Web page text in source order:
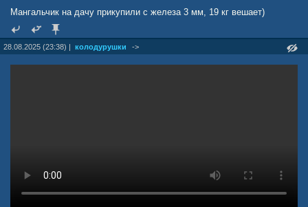
Мангальчик на дачу прикупили с железа 3 мм, 19 кг вешает)
28.08.2025 (23:38) | колодурушки ->